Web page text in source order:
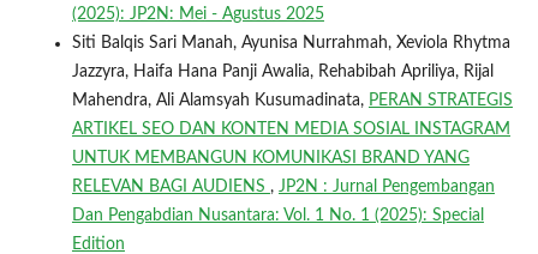
(2025): JP2N: Mei - Agustus 2025
Siti Balqis Sari Manah, Ayunisa Nurrahmah, Xeviola Rhytma
Jazzyra, Haifa Hana Panji Awalia, Rehabibah Apriliya, Rijal
Mahendra, Ali Alamsyah Kusumadinata, PERAN STRATEGIS
ARTIKEL SEO DAN KONTEN MEDIA SOSIAL INSTAGRAM
UNTUK MEMBANGUN KOMUNIKASI BRAND YANG
RELEVAN BAGI AUDIENS , JP2N : Jurnal Pengembangan
Dan Pengabdian Nusantara: Vol. 1 No. 1 (2025): Special
Edition